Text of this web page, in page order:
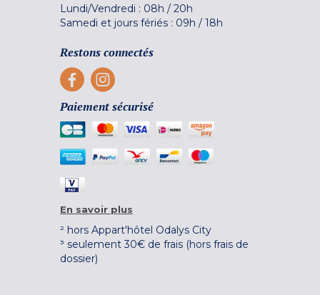
Lundi/Vendredi : 08h / 20h
Samedi et jours fériés : 09h / 18h
Restons connectés
Paiement sécurisé
En savoir plus
² hors Appart'hôtel Odalys City
³ seulement 30€ de frais (hors frais de
dossier)